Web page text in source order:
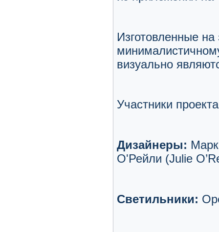
Изготовленные на
визуально
Участники проекта
Дизайнеры:
О'Рейли (Julie
Светильники: